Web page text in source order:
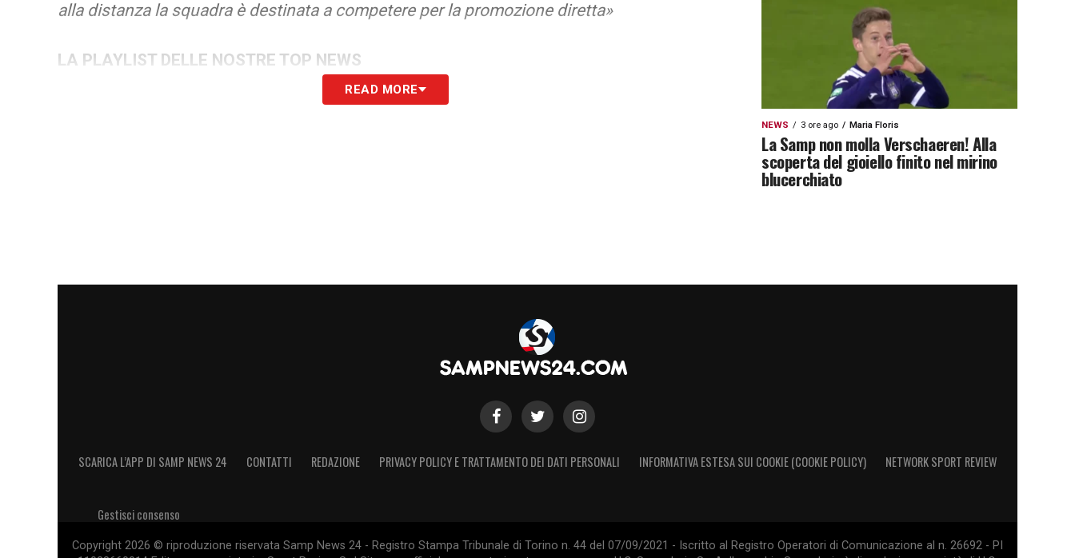
alla distanza la squadra è destinata a competere per la promozione diretta»
LA PLAYLIST DELLE NOSTRE TOP NEWS
READ MORE
NEWS 3 ore ago Maria Floris
La Samp non molla Verschaeren! Alla
scoperta del gioiello finito nel mirino
blucerchiato
SCARICA L’APP DI SAMP NEWS 24 CONTATTI REDAZIONE PRIVACY POLICY E TRATTAMENTO DEI DATI PERSONALI INFORMATIVA ESTESA SUI COOKIE (COOKIE POLICY) NETWORK SPORT REVIEW
Gestisci consenso
Copyright 2026 © riproduzione riservata Samp News 24 - Registro Stampa Tribunale di Torino n. 44 del 07/09/2021 - Iscritto al Registro Operatori di Comunicazione al n. 26692 - PI